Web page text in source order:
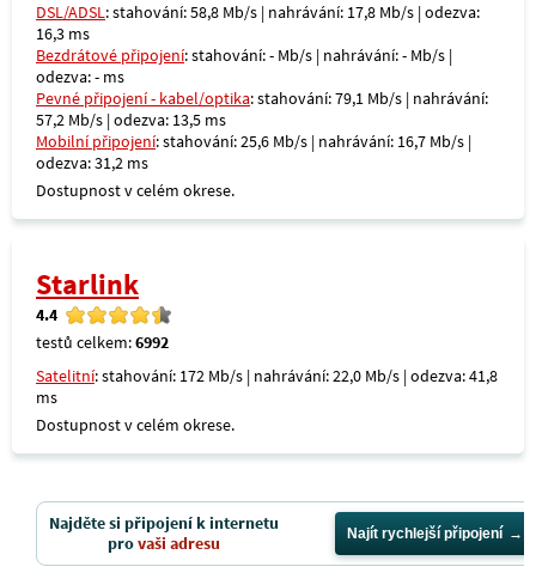
DSL/ADSL: stahování: 58,8 Mb/s | nahrávání: 17,8 Mb/s | odezva:
16,3 ms
Bezdrátové připojení: stahování: - Mb/s | nahrávání: - Mb/s |
odezva: - ms
Pevné připojení - kabel/optika: stahování: 79,1 Mb/s | nahrávání:
57,2 Mb/s | odezva: 13,5 ms
Mobilní připojení: stahování: 25,6 Mb/s | nahrávání: 16,7 Mb/s |
odezva: 31,2 ms
Dostupnost v celém okrese.
Starlink
4.4
testů celkem:6992
Satelitní: stahování: 172 Mb/s | nahrávání: 22,0 Mb/s | odezva: 41,8
ms
Dostupnost v celém okrese.
Najděte si připojení k internetu
provaši adresu Najít rychlejší připojení